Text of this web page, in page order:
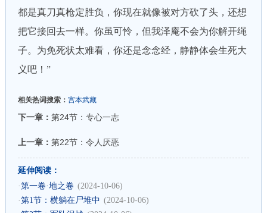
都是真刀真枪定胜负，你现在就像被对方砍了头，还想
把它接回去一样。你虽可怜，但我泽庵不会为你解开绳
子。为免死状太难看，你还是念念经，静静体会生死大
义吧！”
相关热词搜索： 宫本武藏
下一章： 第24节：专心一志
上一章： 第22节：令人厌恶
延伸阅读：
·第一卷·地之卷 (2024-10-06)
·第1节：横躺在尸堆中 (2024-10-06)